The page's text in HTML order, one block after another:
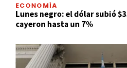
ECONOMÍA
Lunes negro: el dólar subió
cayeron hasta un 7%